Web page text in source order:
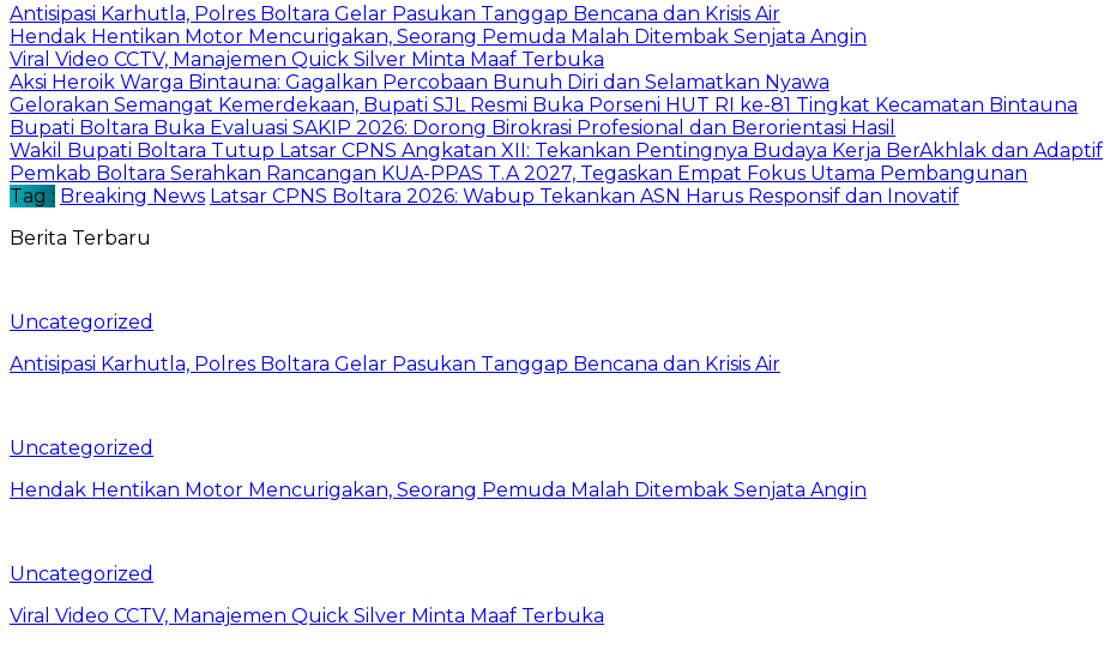
Antisipasi Karhutla, Polres Boltara Gelar Pasukan Tanggap Bencana dan Krisis Air
Hendak Hentikan Motor Mencurigakan, Seorang Pemuda Malah Ditembak Senjata Angin
Viral Video CCTV, Manajemen Quick Silver Minta Maaf Terbuka
Aksi Heroik Warga Bintauna: Gagalkan Percobaan Bunuh Diri dan Selamatkan Nyawa
Gelorakan Semangat Kemerdekaan, Bupati SJL Resmi Buka Porseni HUT RI ke-81 Tingkat Kecamatan Bintauna
Bupati Boltara Buka Evaluasi SAKIP 2026: Dorong Birokrasi Profesional dan Berorientasi Hasil
Wakil Bupati Boltara Tutup Latsar CPNS Angkatan XII: Tekankan Pentingnya Budaya Kerja BerAkhlak dan Adaptif
Pemkab Boltara Serahkan Rancangan KUA-PPAS T.A 2027, Tegaskan Empat Fokus Utama Pembangunan
Tag : Breaking News Latsar CPNS Boltara 2026: Wabup Tekankan ASN Harus Responsif dan Inovatif
Berita Terbaru
Uncategorized
Antisipasi Karhutla, Polres Boltara Gelar Pasukan Tanggap Bencana dan Krisis Air
Uncategorized
Hendak Hentikan Motor Mencurigakan, Seorang Pemuda Malah Ditembak Senjata Angin
Uncategorized
Viral Video CCTV, Manajemen Quick Silver Minta Maaf Terbuka